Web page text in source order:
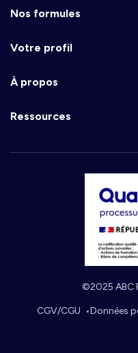
Nos formules
Votre profil
À propos
Ressources
©2025 ABC
CGV/CGU Données